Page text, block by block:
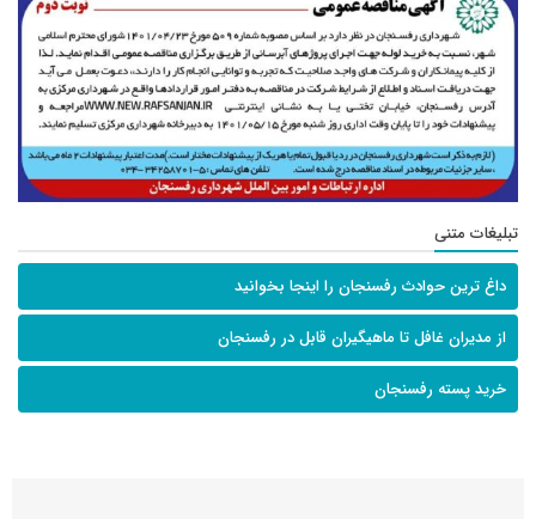
تبلیغات متنی
داغ ترین حوادث رفسنجان را اینجا بخوانید
از مدیران غافل تا ماهیگیران قابل در رفسنجان
خرید پسته رفسنجان